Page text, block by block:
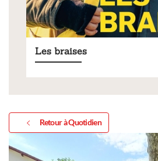
Les braises
Retour à Quotidien